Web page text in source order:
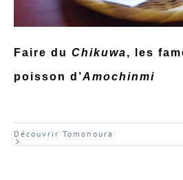
Faire du Chikuwa, les
poisson d’Amochinmi
Découvrir Tomonoura